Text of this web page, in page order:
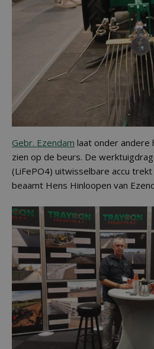
Gebr. Ezendam laat onder andere
zien op de beurs. De
(LiFePO4) uitwisselbare accu
beaamt Hens Hinloopen van